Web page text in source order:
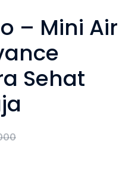
– Mini Air
Sehat